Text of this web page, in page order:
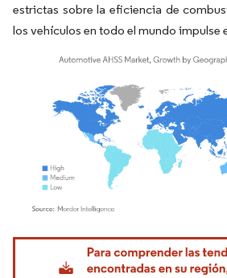
estrictas sobre la eficiencia de
los vehículos en todo el mundo impulse
Imagen © Mordor Intelligence. El uso requiere